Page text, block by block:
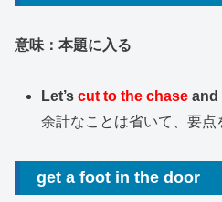
意味：本題に入る
Let’scut to the chase and
余計なことは省いて、要点
get a foot in the door